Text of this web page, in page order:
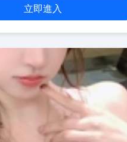
立即進入